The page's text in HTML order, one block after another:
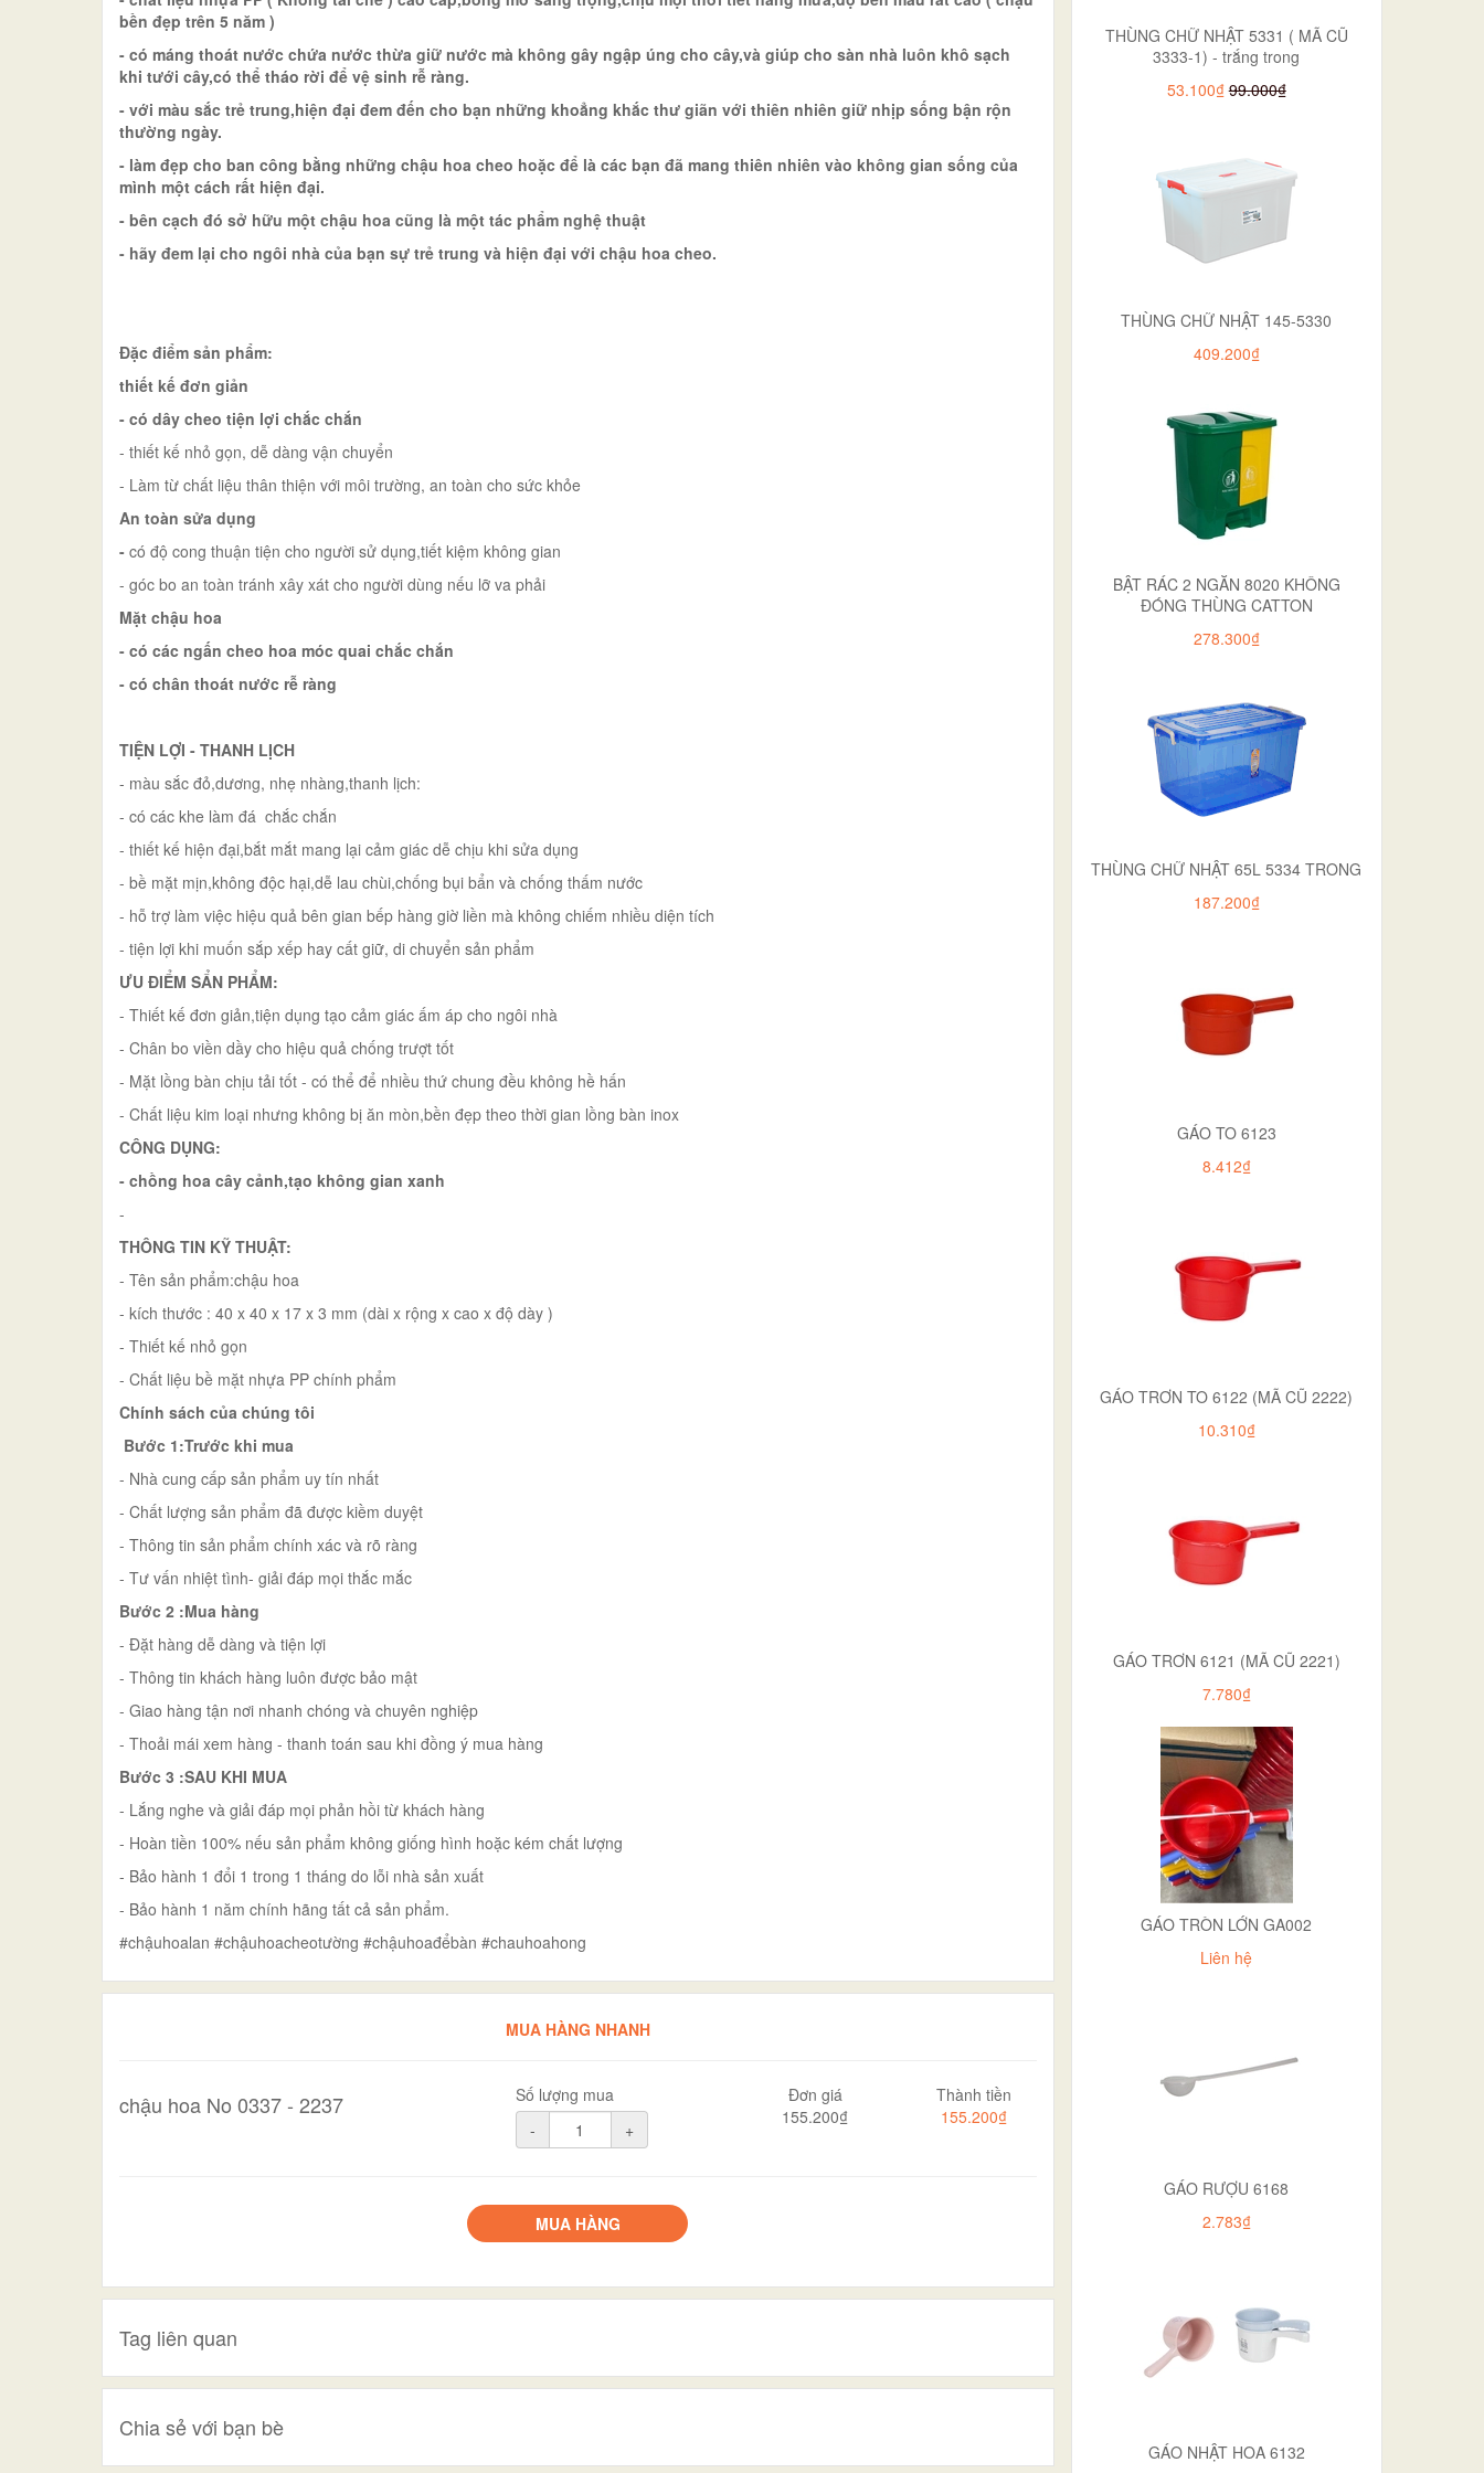
bền đẹp trên 5 năm )
- có máng thoát nước chứa nước thừa giữ nước mà không gây ngập úng cho cây,và giúp cho sàn nhà luôn khô sạch
khi tưới cây,có thể tháo rời để vệ sinh rễ ràng.
- với màu sắc trẻ trung,hiện đại đem đến cho bạn những khoẳng khắc thư giãn với thiên nhiên giữ nhịp sống bận rộn
thường ngày.
- làm đẹp cho ban công bằng những chậu hoa cheo hoặc để là các bạn đã mang thiên nhiên vào không gian sống của
mình một cách rất hiện đại.
- bên cạch đó sở hữu một chậu hoa cũng là một tác phẩm nghệ thuật
- hãy đem lại cho ngôi nhà của bạn sự trẻ trung và hiện đại với chậu hoa cheo.
Đặc điểm sản phẩm:
thiết kế đơn giản
- có dây cheo tiện lợi chắc chắn
- thiết kế nhỏ gọn, dễ dàng vận chuyển
- Làm từ chất liệu thân thiện với môi trường, an toàn cho sức khỏe
An toàn sửa dụng
- có độ cong thuận tiện cho người sử dụng,tiết kiệm không gian
- góc bo an toàn tránh xây xát cho người dùng nếu lỡ va phải
Mặt chậu hoa
- có các ngấn cheo hoa móc quai chắc chắn
- có chân thoát nước rễ ràng
TIỆN LỢI - THANH LỊCH
- màu sắc đỏ,dương, nhẹ nhàng,thanh lịch:
- có các khe làm đá chắc chắn
- thiết kế hiện đại,bắt mắt mang lại cảm giác dễ chịu khi sửa dụng
- bề mặt mịn,không độc hại,dễ lau chùi,chống bụi bẩn và chống thấm nước
- hỗ trợ làm việc hiệu quả bên gian bếp hàng giờ liền mà không chiếm nhiều diện tích
- tiện lợi khi muốn sắp xếp hay cất giữ, di chuyển sản phẩm
ƯU ĐIỂM SẨN PHẨM:
- Thiết kế đơn giản,tiện dụng tạo cảm giác ấm áp cho ngôi nhà
- Chân bo viền dầy cho hiệu quả chống trượt tốt
- Mặt lồng bàn chịu tải tốt - có thể để nhiều thứ chung đều không hề hấn
- Chất liệu kim loại nhưng không bị ăn mòn,bền đẹp theo thời gian lồng bàn inox
CÔNG DỤNG:
- chồng hoa cây cảnh,tạo không gian xanh
-
THÔNG TIN KỸ THUẬT:
- Tên sản phẩm:chậu hoa
- kích thước : 40 x 40 x 17 x 3 mm (dài x rộng x cao x độ dày )
- Thiết kế nhỏ gọn
- Chất liệu bề mặt nhựa PP chính phẩm
Chính sách của chúng tôi
Bước 1:Trước khi mua
- Nhà cung cấp sản phẩm uy tín nhất
- Chất lượng sản phẩm đã được kiềm duyệt
- Thông tin sản phẩm chính xác và rõ ràng
- Tư vấn nhiệt tình- giải đáp mọi thắc mắc
Bước 2 :Mua hàng
- Đặt hàng dễ dàng và tiện lợi
- Thông tin khách hàng luôn được bảo mật
- Giao hàng tận nơi nhanh chóng và chuyên nghiệp
- Thoải mái xem hàng - thanh toán sau khi đồng ý mua hàng
Bước 3 :SAU KHI MUA
- Lắng nghe và giải đáp mọi phản hồi từ khách hàng
- Hoàn tiền 100% nếu sản phẩm không giống hình hoặc kém chất lượng
- Bảo hành 1 đổi 1 trong 1 tháng do lỗi nhà sản xuất
- Bảo hành 1 năm chính hãng tất cả sản phẩm.
#chậuhoalan #chậuhoacheotường #chậuhoađểbàn #chauhoahong
MUA HÀNG NHANH
chậu hoa No 0337 - 2237
Số lượng mua
-
+
Đơn giá
155.200₫
Thành tiền
155.200₫
MUA HÀNG
Tag liên quan
Chia sẻ với bạn bè
THÙNG CHỮ NHẬT 5331 ( MÃ CŨ
3333-1) - trắng trong
53.100₫ 99.000₫
THÙNG CHỮ NHẬT 145-5330
409.200₫
BẬT RÁC 2 NGĂN 8020 KHÔNG
ĐÓNG THÙNG CATTON
278.300₫
THÙNG CHỮ NHẬT 65L 5334 TRONG
187.200₫
GÁO TO 6123
8.412₫
GÁO TRƠN TO 6122 (MÃ CŨ 2222)
10.310₫
GÁO TRƠN 6121 (MÃ CŨ 2221)
7.780₫
GÁO TRÒN LỚN GA002
Liên hệ
GÁO RƯỢU 6168
2.783₫
GÁO NHẬT HOA 6132